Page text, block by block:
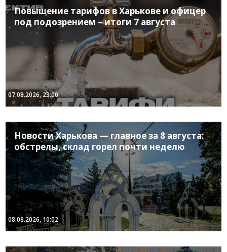
Повышение тарифов в Харькове и офицер
под подозрением – итоги 7 августа
07.08.2026, 23:00
Новости Харькова — главное за 8 августа:
обстрелы, склад горел почти неделю
08.08.2026, 10:02